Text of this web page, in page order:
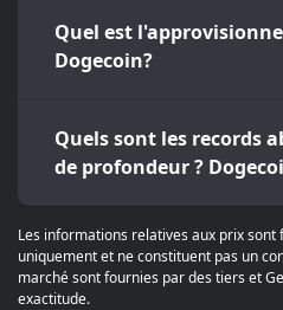
Quel est
Dogecoin?
Quels sont les records
de profondeur ?
Les informations relatives aux prix
uniquement et ne constituent pas un
marché sont fournies par des tiers et
exactitude.